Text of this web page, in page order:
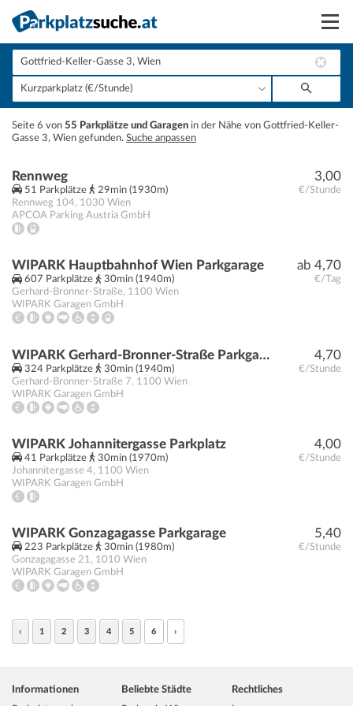
Suchen
Vermieten
Anmelden
Seite 6 von 55 Parkplätze und Garagen in der Nähe von Gottfried-Keller-
Gasse 3, Wien gefunden. Suche anpassen
3,00
€/Stunde
Rennweg
51 Parkplätze
29min (1930m)
Rennweg 104, 1030 Wien
APCOA Parking Austria GmbH
ab 4,70
€/Tag
WIPARK Hauptbahnhof Wien Parkgarage
607 Parkplätze
30min (1940m)
Gerhard-Bronner-Straße, 1100 Wien
WIPARK Garagen GmbH
4,70
€/Stunde
WIPARK Gerhard-Bronner-Straße Parkgarage
324 Parkplätze
30min (1940m)
Gerhard-Bronner-Straße 7, 1100 Wien
WIPARK Garagen GmbH
4,00
€/Stunde
WIPARK Johannitergasse Parkplatz
41 Parkplätze
30min (1970m)
Johannitergasse 4, 1100 Wien
WIPARK Garagen GmbH
5,40
€/Stunde
WIPARK Gonzagagasse Parkgarage
223 Parkplätze
30min (1980m)
Gonzagagasse 21, 1010 Wien
WIPARK Garagen GmbH
‹ 1 2 3 4 5 6 ›
Informationen
Beliebte Städte
Rechtliches
+